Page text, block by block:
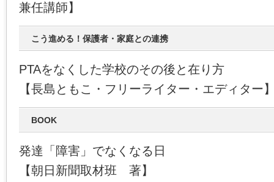
兼任講師】
こう進める！保護者・家庭との連携
PTAをなくした学校のその後と在り方
【長島ともこ・フリーライター・エディター
BOOK
発達「障害」でなくなる日
【朝日新聞取材班 著】